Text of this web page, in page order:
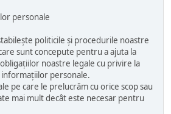
personale
politicile și procedurile noastre
sunt concepute pentru a ajuta la
noastre legale cu privire la
personale.
pe care le prelucrăm cu orice scop sau
mai mult decât este necesar pentru